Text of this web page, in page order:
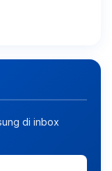
di inbox